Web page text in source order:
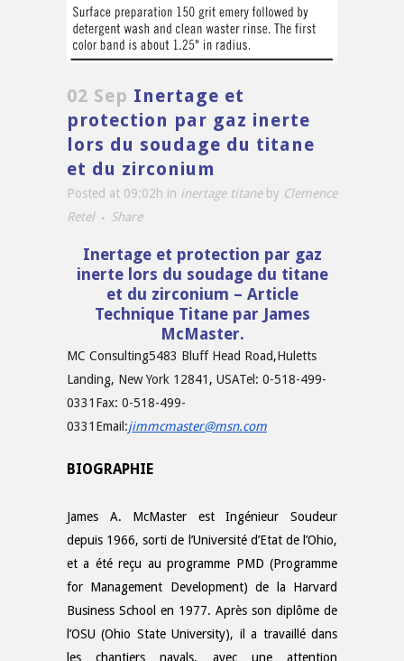
02 Sep Inertage et
protection par gaz inerte
lors du soudage du titane
et du zirconium
Posted at 09:02h in inertage titane by Clemence
Retel
Share
Inertage et protection par gaz
inerte lors du soudage du titane
et du zirconium – Article
Technique Titane par James
McMaster.
MC Consulting5483 Bluff Head Road,Huletts
Landing, New York 12841 , USATel: 0-518-499-
0331 Fax: 0-518-499-
0331 Email:jimmcmaster@msn.com
BIOGRAPHIE
James A. McMaster est Ingénieur Soudeur
depuis 1966, sorti de l’Université d’Etat de l’Ohio,
et a été reçu au programme PMD (Programme
for Management Development) de la Harvard
Business School en 1977. Après son diplôme de
l’OSU (Ohio State University), il a travaillé dans
les chantiers navals, avec une attention